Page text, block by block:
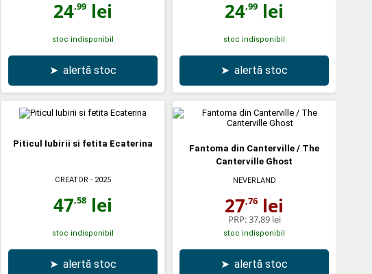
24,99 lei
stoc indisponibil
➤ alertă stoc
24,99 lei
stoc indisponibil
➤ alertă stoc
Piticul Iubirii si fetita Ecaterina
CREATOR - 2025
47,58 lei
stoc indisponibil
➤ alertă stoc
Fantoma din Canterville / The
Canterville Ghost
NEVERLAND
27,76 lei
PRP:37,89 lei
stoc indisponibil
➤ alertă stoc